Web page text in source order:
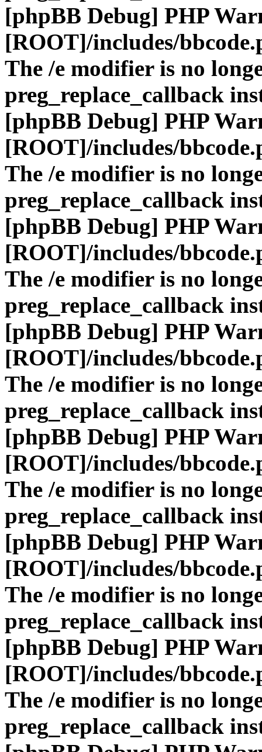
[phpBB Debug] PHP
[ROOT]/includes/
The /e modifier is no
preg_replace_callback
[phpBB Debug] PHP
[ROOT]/includes/
The /e modifier is no
preg_replace_callback
[phpBB Debug] PHP
[ROOT]/includes/
The /e modifier is no
preg_replace_callback
[phpBB Debug] PHP
[ROOT]/includes/
The /e modifier is no
preg_replace_callback
[phpBB Debug] PHP
[ROOT]/includes/
The /e modifier is no
preg_replace_callback
[phpBB Debug] PHP
[ROOT]/includes/
The /e modifier is no
preg_replace_callback
[phpBB Debug] PHP
[ROOT]/includes/
The /e modifier is no
preg_replace_callback